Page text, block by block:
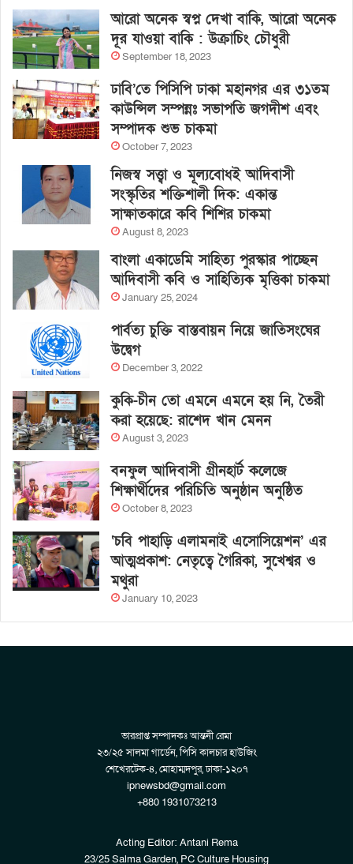
আরো অনেক স্বপ্ন দেখা বাকি, আরো অনেক
দূর যাওয়া বাকি : উক্রাচিং চৌধুরী
September 18, 2023
ঢাবি’তে পিসিপি ঢাকা মহানগর এর ৩১তম
কাউন্সিল সম্পন্নঃ সভাপতি জগদীশ এবং
সম্পাদক শুভ চাকমা
October 7, 2023
নিজস্ব সত্ত্বা ও মূল্যবোধই আদিবাসী
সংস্কৃতির শক্তিশালী দিক: একান্ত
সাক্ষাতকারে কবি শিশির চাকমা
August 8, 2023
বাংলা একাডেমি সাহিত্য পুরস্কার পাচ্ছেন
আদিবাসী কবি ও সাহিত্যিক মৃত্তিকা চাকমা
January 25, 2024
পার্বত্য চুক্তি বাস্তবায়ন নিয়ে জাতিসংঘের
উদ্বেগ
December 3, 2022
কুকি-চীন তো এমনে এমনে হয় নি, তৈরী
করা হয়েছে: রাশেদ খান মেনন
August 3, 2023
বনফুল আদিবাসী গ্রীনহার্ট কলেজে
শিক্ষার্থীদের পরিচিতি অনুষ্ঠান অনুষ্ঠিত
October 8, 2023
‘চবি পাহাড়ি এলামনাই এসোসিয়েশন’ এর
আত্মপ্রকাশ: নেতৃত্বে গৈরিকা, সুখেশ্বর ও
মথুরা
January 10, 2023
ভারপ্রাপ্ত সম্পাদকঃ আন্তনী রেমা
২৩/২৫ সালমা গার্ডেন, পিসি কালচার হাউজিং
শেখেরটেক-৪, মোহাম্মদপুর, ঢাকা-১২০৭
ipnewsbd@gmail.com
+880 1931073213
Acting Editor: Antani Rema
23/25 Salma Garden, PC Culture Housing